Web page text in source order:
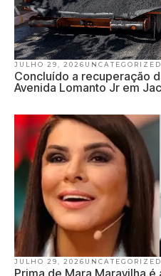
JULHO 29, 2026 UNCATEGORIZED
Concluído a recuperação
Avenida Lomanto Jr em
JULHO 29, 2026 UNCATEGORIZED
Prima de Mara Maravilha